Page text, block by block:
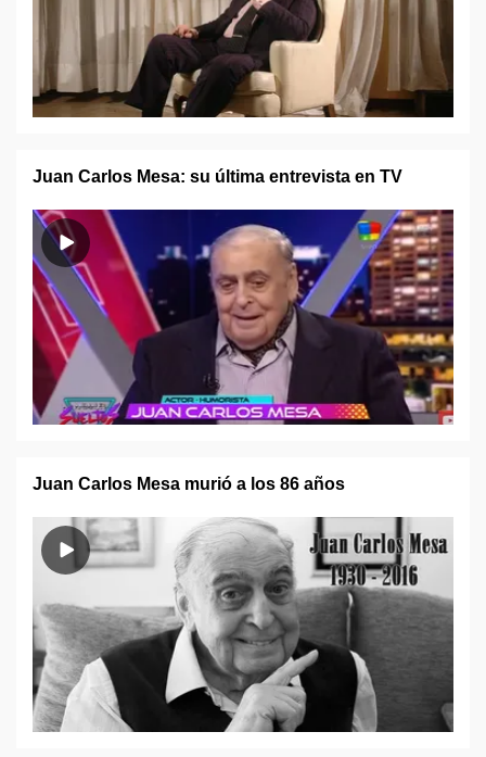
Juan Carlos Mesa: su última entrevista en TV
Juan Carlos Mesa murió a los 86 años